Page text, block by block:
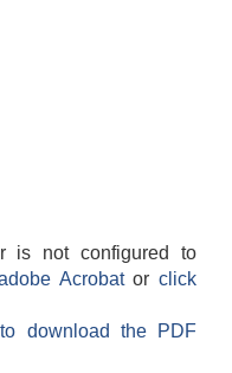
is not configured to
Acrobatorclick
download the PDF